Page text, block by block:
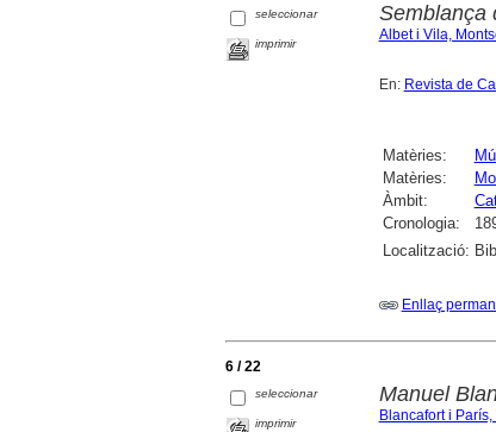
seleccionar
imprimir
Semblança
Albet i Vila,
En: Revista de
Matèries:
Matèries:
Àmbit:
Cronologia:
Localització:
Enllaç
6 / 22
seleccionar
imprimir
Manuel
Blancafort i